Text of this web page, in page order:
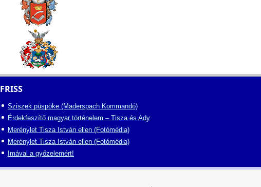
FRISS
Sziszek püspöke (Maderspach Kommandó)
Érdekfeszítő magyar történelem – Tisza és Ady
Merénylet Tisza István ellen (Fotómédia)
Merénylet Tisza István ellen (Fotómédia)
Imával a győzelemért!